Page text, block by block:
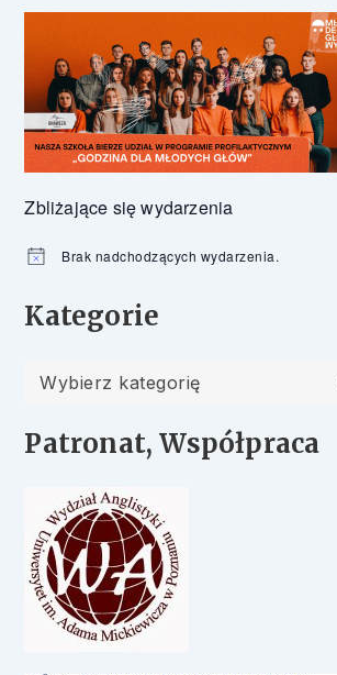
Zbliżające się wydarzenia
Powiadomienie
Brak nadchodzących wydarzenia.
Kategorie
Kategorie
Patronat, Współpraca